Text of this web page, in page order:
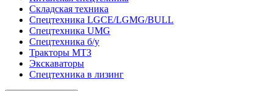
Складская техника
Спецтехника LGCE/LGMG/BULL
Спецтехника UMG
Спецтехника б/у
Тракторы МТЗ
Экскаваторы
Спецтехника в лизинг